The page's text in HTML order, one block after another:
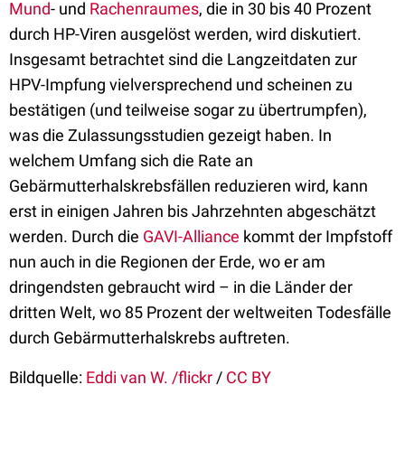
Mund- und Rachenraumes, die in 30 bis 40 Prozent
durch HP-Viren ausgelöst werden, wird diskutiert.
Insgesamt betrachtet sind die Langzeitdaten zur
HPV-Impfung vielversprechend und scheinen zu
bestätigen (und teilweise sogar zu übertrumpfen),
was die Zulassungsstudien gezeigt haben. In
welchem Umfang sich die Rate an
Gebärmutterhalskrebsfällen reduzieren wird, kann
erst in einigen Jahren bis Jahrzehnten abgeschätzt
werden. Durch die GAVI-Alliance kommt der Impfstoff
nun auch in die Regionen der Erde, wo er am
dringendsten gebraucht wird – in die Länder der
dritten Welt, wo 85 Prozent der weltweiten Todesfälle
durch Gebärmutterhalskrebs auftreten.
Bildquelle: Eddi van W. /flickr / CC BY